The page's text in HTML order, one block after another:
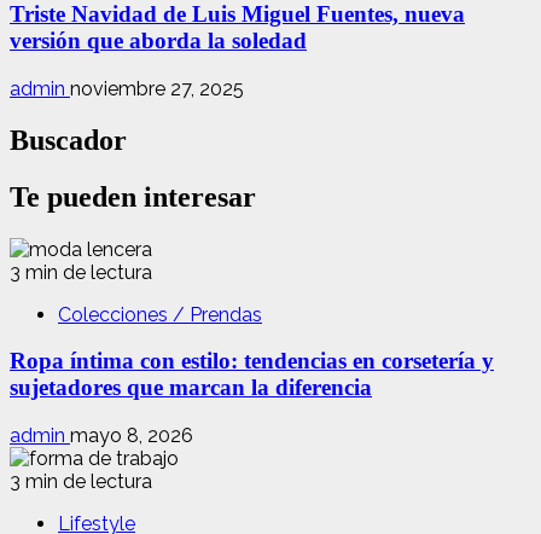
Triste Navidad de Luis Miguel Fuentes, nueva
versión que aborda la soledad
admin noviembre 27, 2025
Buscador
Te pueden interesar
3 min de lectura
Colecciones / Prendas
Ropa íntima con estilo: tendencias en corsetería y
sujetadores que marcan la diferencia
admin mayo 8, 2026
3 min de lectura
Lifestyle